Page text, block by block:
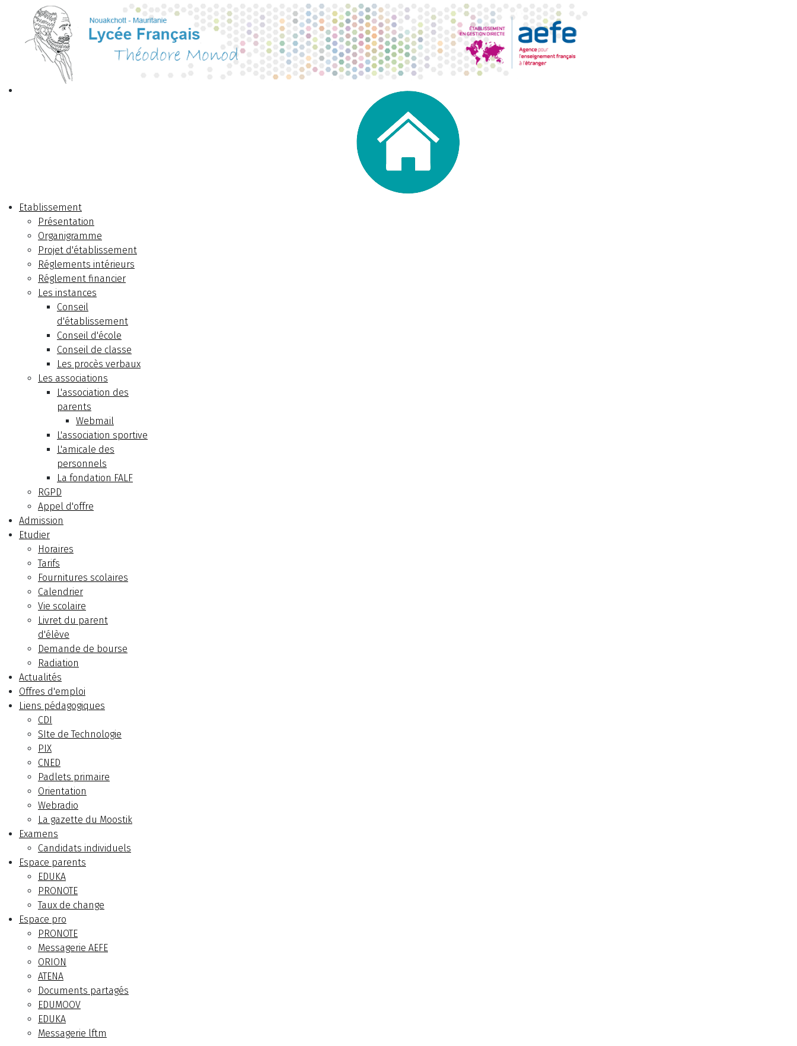
Etablissement
Présentation
Organigramme
Projet d'établissement
Réglements intérieurs
Réglement financier
Les instances
Conseil
d'établissement
Conseil d'école
Conseil de classe
Les procès verbaux
Les associations
L'association des
parents
Webmail
L'association sportive
L'amicale des
personnels
La fondation FALF
RGPD
Appel d'offre
Admission
Etudier
Horaires
Tarifs
Fournitures scolaires
Calendrier
Vie scolaire
Livret du parent
d'élève
Demande de bourse
Radiation
Actualités
Offres d'emploi
Liens pédagogiques
CDI
SIte de Technologie
PIX
CNED
Padlets primaire
Orientation
Webradio
La gazette du Moostik
Examens
Candidats individuels
Espace parents
EDUKA
PRONOTE
Taux de change
Espace pro
PRONOTE
Messagerie AEFE
ORION
ATENA
Documents partagés
EDUMOOV
EDUKA
Messagerie lftm